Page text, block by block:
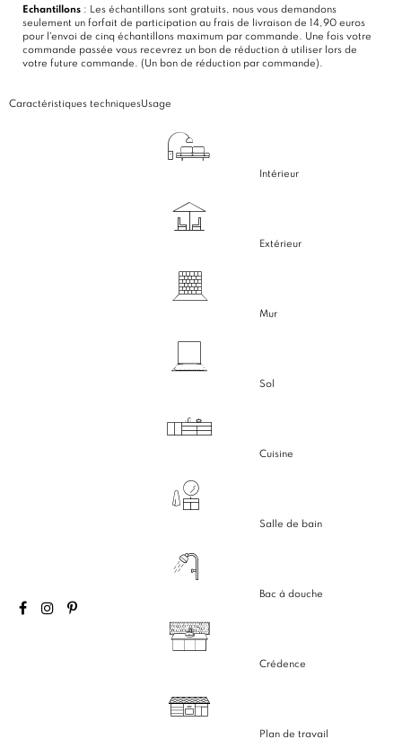
Echantillons : Les échantillons sont gratuits, nous vous demandons
seulement un forfait de participation au frais de livraison de 14,90 euros
pour l'envoi de cinq échantillons maximum par commande. Une fois votre
commande passée vous recevrez un bon de réduction à utiliser lors de
votre future commande. (Un bon de réduction par commande).
Caractéristiques techniquesUsage
Intérieur
Extérieur
Mur
Sol
Cuisine
Salle de bain
Bac à douche
Crédence
Plan de travail